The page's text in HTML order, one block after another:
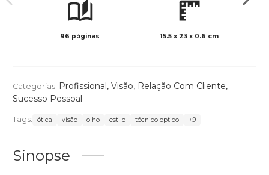
96 páginas 15.5 x 23 x 0.6 cm
Categorias: Profissional, Visão, Relação Com Cliente,
Sucesso Pessoal
Tags: ótica visão olho estilo técnico optico +9
Sinopse